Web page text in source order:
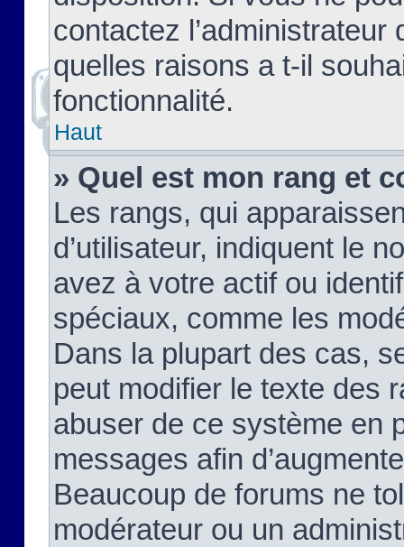
contactez
quelles raisons a t-il
fonctionnalité.
Haut
» Quel est mon rang et
Les rangs, qui
d’utilisateur, indiquent le
avez à votre actif ou
spéciaux, comme les
Dans la plupart des cas,
peut modifier le texte des
abuser de ce système en
messages afin
Beaucoup de forums ne
modérateur ou un